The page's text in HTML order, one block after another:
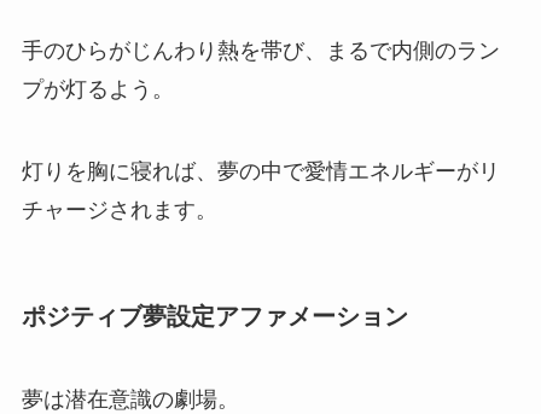
手のひらがじんわり熱を帯び、まるで内側のラン
プが灯るよう。
灯りを胸に寝れば、夢の中で愛情エネルギーがリ
チャージされます。
ポジティブ夢設定アファメーション
夢は潜在意識の劇場。